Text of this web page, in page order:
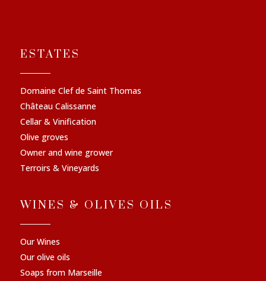
ESTATES
Domaine Clef de Saint Thomas
Château Calissanne
Cellar & Vinification
Olive groves
Owner and wine grower
Terroirs & Vineyards
WINES & OLIVES OILS
Our Wines
Our olive oils
Soaps from Marseille